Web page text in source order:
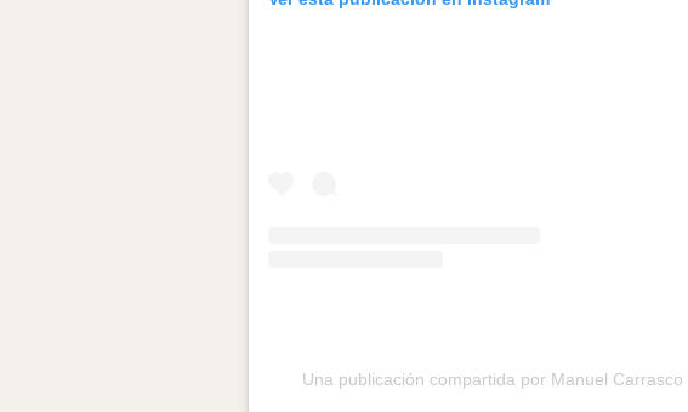
Una publicación compartida por Manuel